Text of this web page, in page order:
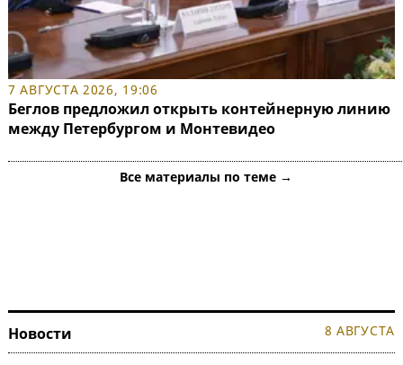
7 АВГУСТА 2026, 19:06
Беглов предложил открыть контейнерную линию
между Петербургом и Монтевидео
Все материалы по теме →
Новости 8 АВГУСТА